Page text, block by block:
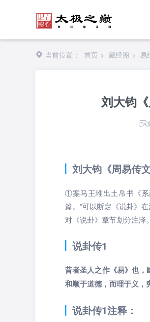
当前位置： 首页 > 藏经阁 > 易
刘大钧
刘大钧《周易传
①案马王堆出土帛书《
篇。”可以断定《说卦》
对《说卦》章节划分注泽。
说卦传1
昔者圣人之作《易》也
和顺于道德，而理于义
说卦传1注释：